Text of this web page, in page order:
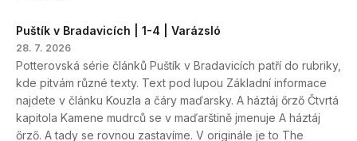
Puštík v Bradavicích | 1-4 | Varázsló
28. 7. 2026
Potterovská série článků Puštík v Bradavicích patří do rubriky,
kde pitvám různé texty. Text pod lupou Základní informace
najdete v článku Kouzla a čáry maďarsky. A háztáj őrző Čtvrtá
kapitola Kamene mudrců se v maďarštině jmenuje A háztáj
őrző. A tady se rovnou zastavíme. V originále je to The